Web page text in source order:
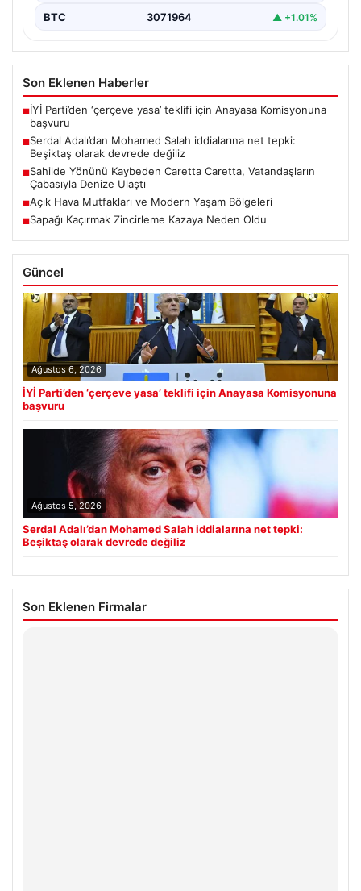
BTC 3071964 ▲ +1.01%
Son Eklenen Haberler
■İYİ Parti’den ‘çerçeve yasa’ teklifi için Anayasa Komisyonuna
başvuru
■Serdal Adalı’dan Mohamed Salah iddialarına net tepki:
Beşiktaş olarak devrede değiliz
■Sahilde Yönünü Kaybeden Caretta Caretta, Vatandaşların
Çabasıyla Denize Ulaştı
■Açık Hava Mutfakları ve Modern Yaşam Bölgeleri
■Sapağı Kaçırmak Zincirleme Kazaya Neden Oldu
Güncel
Ağustos 6, 2026
İYİ Parti’den ‘çerçeve yasa’ teklifi için Anayasa Komisyonuna
başvuru
Ağustos 5, 2026
Serdal Adalı’dan Mohamed Salah iddialarına net tepki:
Beşiktaş olarak devrede değiliz
Son Eklenen Firmalar